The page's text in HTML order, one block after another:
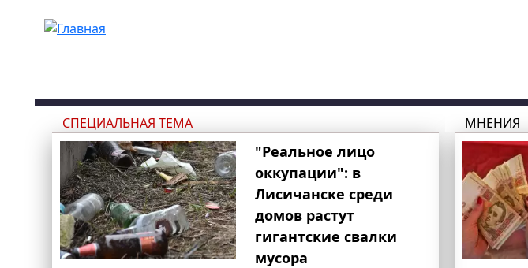
СПЕЦИАЛЬНАЯ ТЕМА
"Реальное лицо
оккупации": в
Лисичанске среди
домов растут
гигантские свалки
мусора
МНЕНИЯ